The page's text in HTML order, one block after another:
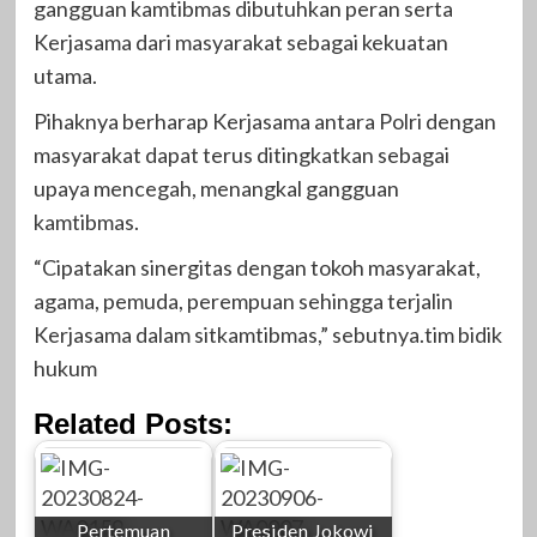
gangguan kamtibmas dibutuhkan peran serta
Kerjasama dari masyarakat sebagai kekuatan
utama.
Pihaknya berharap Kerjasama antara Polri dengan
masyarakat dapat terus ditingkatkan sebagai
upaya mencegah, menangkal gangguan
kamtibmas.
“Cipatakan sinergitas dengan tokoh masyarakat,
agama, pemuda, perempuan sehingga terjalin
Kerjasama dalam sitkamtibmas,” sebutnya.tim bidik
hukum
Related Posts:
Pertemuan Presiden Jokowi